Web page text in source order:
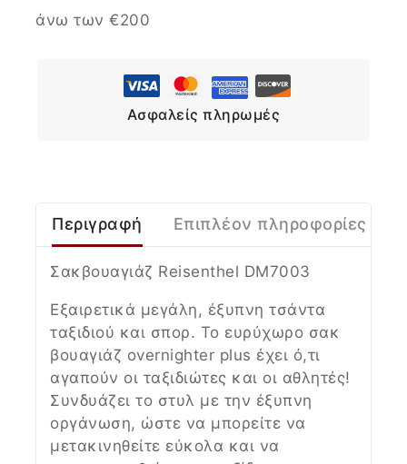
άνω των €200
Ασφαλείς πληρωμές
Περιγραφή Επιπλέον πληροφορίες
Σακβουαγιάζ Reisenthel DM7003
Εξαιρετικά μεγάλη, έξυπνη τσάντα
ταξιδιού και σπορ. Το ευρύχωρο σακ
βουαγιάζ overnighter plus έχει ό,τι
αγαπούν οι ταξιδιώτες και οι αθλητές!
Συνδυάζει το στυλ με την έξυπνη
οργάνωση, ώστε να μπορείτε να
μετακινηθείτε εύκολα και να